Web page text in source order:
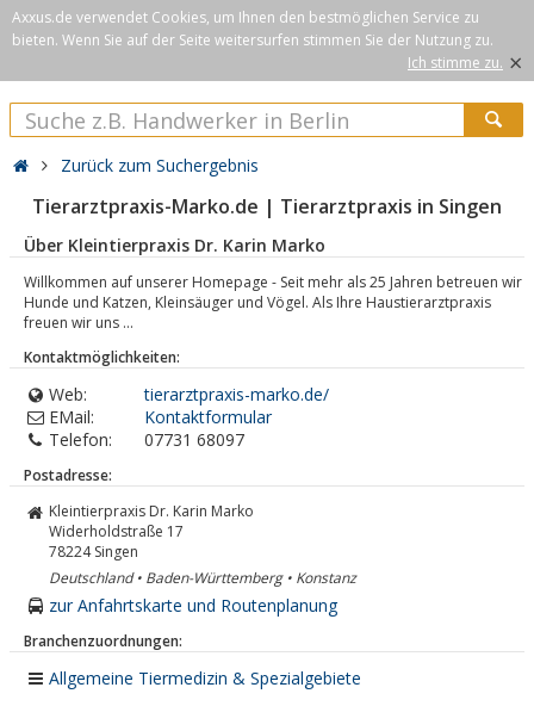
Axxus.de verwendet Cookies, um Ihnen den bestmöglichen Service zu
bieten. Wenn Sie auf der Seite weitersurfen stimmen Sie der Nutzung zu.
Ich stimme zu. ×
Zurück zum Suchergebnis
Tierarztpraxis-Marko.de | Tierarztpraxis in Singen
Über Kleintierpraxis Dr. Karin Marko
Willkommen auf unserer Homepage - Seit mehr als 25 Jahren betreuen wir
Hunde und Katzen, Kleinsäuger und Vögel. Als Ihre Haustierarztpraxis
freuen wir uns ...
Kontaktmöglichkeiten:
Web:
tierarztpraxis-marko.de/
EMail:
Kontaktformular
Telefon:
07731 68097
Postadresse:
Kleintierpraxis Dr. Karin Marko
Widerholdstraße 17
78224 Singen
Deutschland • Baden-Württemberg • Konstanz
zur Anfahrtskarte und Routenplanung
Branchenzuordnungen:
Allgemeine Tiermedizin & Spezialgebiete